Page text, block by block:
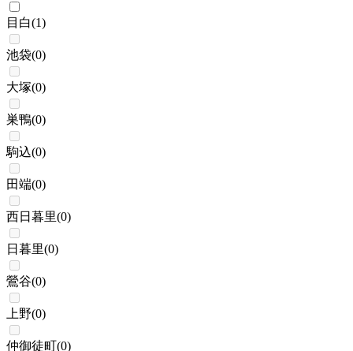
目白(1)
池袋(0)
大塚(0)
巣鴨(0)
駒込(0)
田端(0)
西日暮里(0)
日暮里(0)
鶯谷(0)
上野(0)
仲御徒町(0)